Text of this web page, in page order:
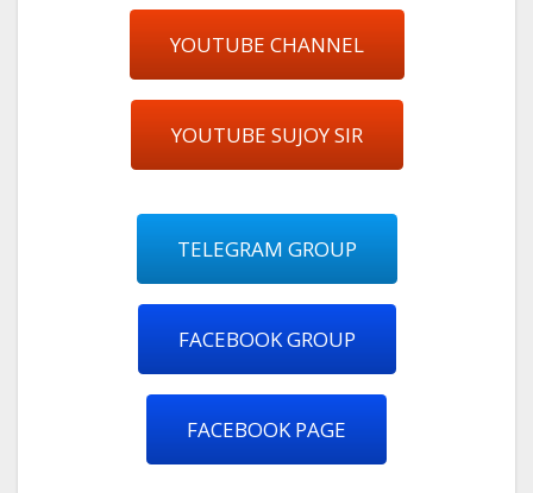
YOUTUBE CHANNEL
YOUTUBE SUJOY SIR
TELEGRAM GROUP
FACEBOOK GROUP
FACEBOOK PAGE